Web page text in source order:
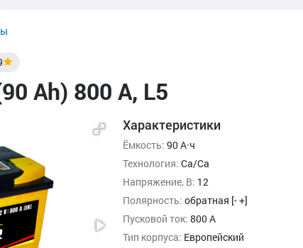
Ah) 800 А, L5
Характеристики
Ёмкость: 90 А·ч
Технология: Ca/Ca
Напряжение, В: 12
Полярность: обратная [- +]
Пусковой ток: 800 А
Тип корпуса: Европейский